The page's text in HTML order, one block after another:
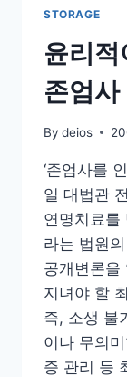
STORAGE
윤리
존엄사
By deios
‘존엄사를
일 대법관
연명치료를
라는 법원
공개변론을
지녀야 할
즉, 소생 불
이나 무의
증 관리 등